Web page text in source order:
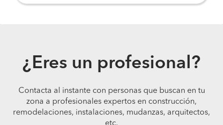
¿Eres un profesional?
Contacta al instante con personas que buscan en tu
zona a profesionales expertos en construcción,
remodelaciones, instalaciones, mudanzas, arquitectos,